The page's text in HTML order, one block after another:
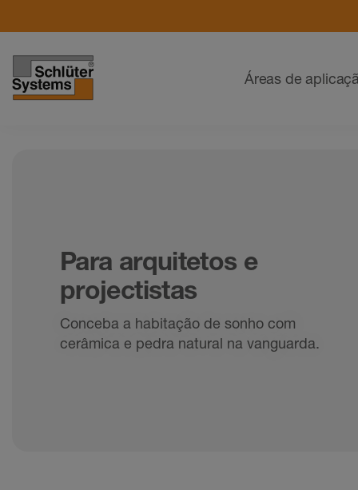
Áreas de
Para arquitetos e
projectistas
Conceba a habitação de sonho com
cerâmica e pedra natural na vanguarda.